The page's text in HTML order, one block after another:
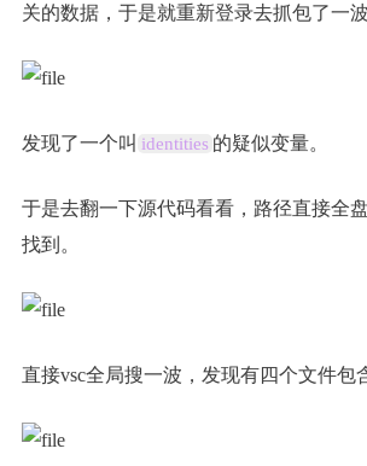
关的数据，于是就重新登录去抓包了一波
发现了一个叫 identities 的疑似变量。
于是去翻一下源代码看看，路径直接全
找到。
直接vsc全局搜一波，发现有四个文件包